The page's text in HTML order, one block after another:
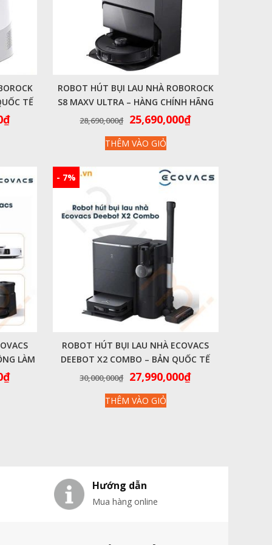
TẾ
₫Giá
24,700,000₫.
ROBOT HÚT BỤI LAU NHÀ ROBOROCK
S8 MAXV ULTRA – HÀNG CHÍNH HÃNG
28,690,000₫ Giá
gốc
là:
25,690,000₫Giá
25,690,000₫.
THÊM VÀO GIỎ
LÀM
₫Giá
- 7%
ROBOT HÚT BỤI LAU NHÀ ECOVACS
DEEBOT X2 COMBO – BẢN QUỐC TẾ
30,000,000₫ Giá
gốc
là:
27,990,000₫Giá
THÊM VÀO GIỎ
Hướng dẫn
Mua hàng online